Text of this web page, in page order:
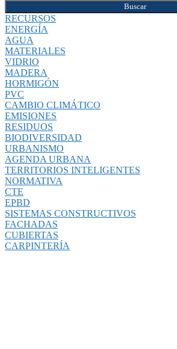
Buscar
RECURSOS
ENERGÍA
AGUA
MATERIALES
VIDRIO
MADERA
HORMIGÓN
PVC
CAMBIO CLIMÁTICO
EMISIONES
RESIDUOS
BIODIVERSIDAD
URBANISMO
AGENDA URBANA
TERRITORIOS INTELIGENTES
NORMATIVA
CTE
EPBD
SISTEMAS CONSTRUCTIVOS
FACHADAS
CUBIERTAS
CARPINTERÍA